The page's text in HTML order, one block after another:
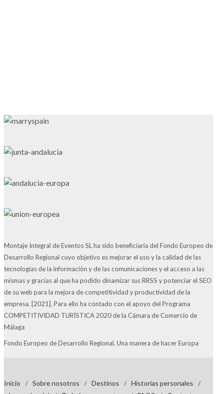
Montaje Integral de Eventos SL ha sido beneficiaria del Fondo Europeo de
Desarrollo Regional cuyo objetivo es mejorar el uso y la calidad de las
tecnologías de la información y de las comunicaciones y el acceso a las
mismas y gracias al que ha podido dinamizar sus RRSS y potenciar el SEO
de su web para la mejora de competitividad y productividad de la
empresa. [2021]. Para ello ha contado con el apoyo del Programa
COMPETITIVIDAD TURÍSTICA 2020 de la Cámara de Comercio de
Málaga
Fondo Europeo de Desarrollo Regional. Una manera de hacer Europa
Inicio / Sobre nosotros / Destinos / Historias personales
/